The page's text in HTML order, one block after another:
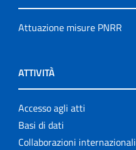
Attuazione misure PNRR
ATTIVITÀ
Accesso agli atti
Basi di dati
Collaborazioni internazionali